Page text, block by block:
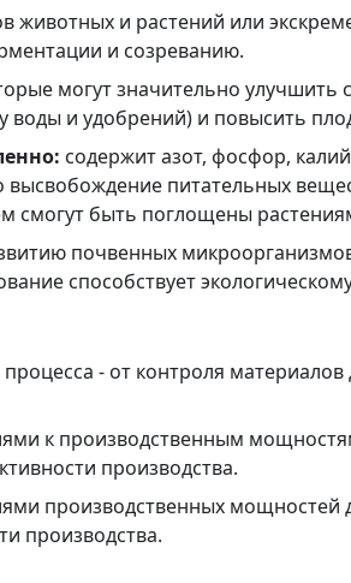
животных и растений или
и созреванию.
могут значительно улучшить
воды и удобрений) и повысить
содержит азот, фосфор,
питательных
смогут быть поглощены
почвенных
способствует
- от контроля
к производственным
производства.
производственных
производства.